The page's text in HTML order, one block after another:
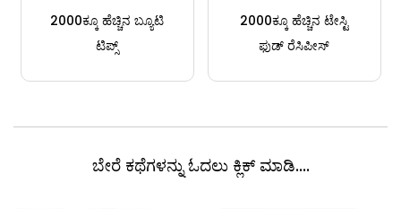
2000ಕ್ಕೂ ಹೆಚ್ಚಿನ ಬ್ಯೂಟಿ
ಟಿಪ್ಸ್
2000ಕ್ಕೂ ಹೆಚ್ಚಿನ ಟೇಸ್ಟಿ
ಫುಡ್ ರೆಸಿಪೀಸ್
ಬೇರೆ ಕಥೆಗಳನ್ನು ಓದಲು ಕ್ಲಿಕ್ ಮಾಡಿ....